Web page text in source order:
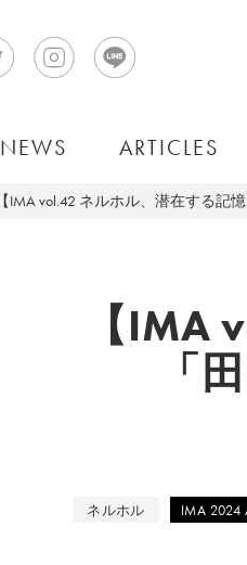
NEWS ARTICLES
【IMA vol.42 ネルホル、潜在する記
【IMA
「
ネルホル IMA 2024